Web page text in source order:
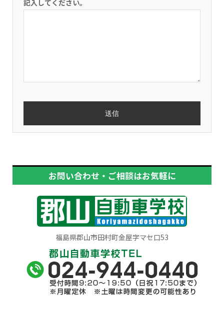
記入してください。
お問い合わせ・ご相談はお気軽に
福島県郡山市田村町金屋字マセ口53